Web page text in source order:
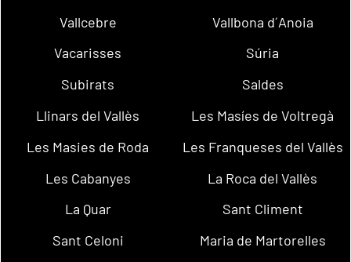
Vallcebre
Vallbona d´Anoia
Vacarisses
Súria
Subirats
Saldes
Llinars del Vallès
Les Masíes de Voltregà
Les Masies de Roda
Les Franqueses del Vallès
Les Cabanyes
La Roca del Vallès
La Quar
Sant Climent
Sant Celoni
Maria de Martorelles